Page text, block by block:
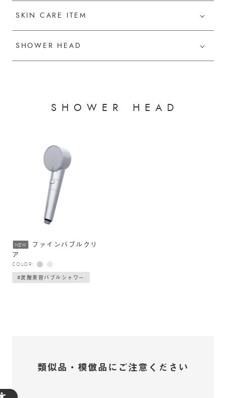
SKIN CARE ITEM
SHOWER HEAD
S H O W E R H E A D
NEW
ファインバブルクリ
ア
COLOR:
#炭酸美容バブルシャワー
類似品・模倣品にご注意ください